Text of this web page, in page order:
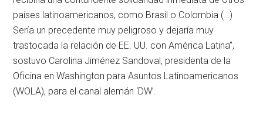
países latinoamericanos, como Brasil o Colombia (…)
Sería un precedente muy peligroso y dejaría muy
trastocada la relación de EE. UU. con América Latina”,
sostuvo Carolina Jiménez Sandoval, presidenta de la
Oficina en Washington para Asuntos Latinoamericanos
(WOLA), para el canal alemán ‘DW’.